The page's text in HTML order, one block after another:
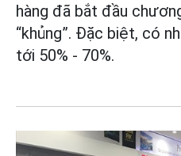
hàng đã bắt đầu
“khủng”. Đặc biệt, có
tới 50% - 70%.